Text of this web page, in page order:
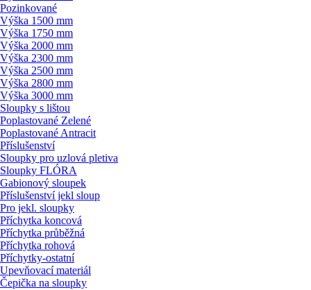
Pozinkované
Výška 1500 mm
Výška 1750 mm
Výška 2000 mm
Výška 2300 mm
Výška 2500 mm
Výška 2800 mm
Výška 3000 mm
Sloupky s lištou
Poplastované Zelené
Poplastované Antracit
Příslušenství
Sloupky pro uzlová pletiva
Sloupky FLÓRA
Gabionový sloupek
Příslušenství jekl sloup
Pro jekl. sloupky
Příchytka koncová
Příchytka průběžná
Příchytka rohová
Příchytky-ostatní
Upevňovací materiál
Čepička na sloupky